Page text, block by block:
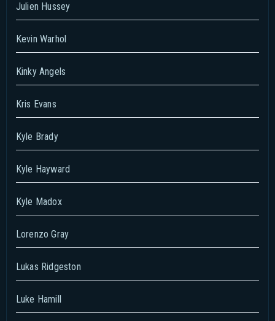
Julien Hussey
Kevin Warhol
Kinky Angels
Kris Evans
Kyle Brady
Kyle Hayward
Kyle Madox
Lorenzo Gray
Lukas Ridgeston
Luke Hamill